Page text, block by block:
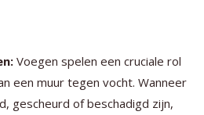
Voegen spelen een cruciale rol
een muur tegen vocht. Wanneer
gescheurd of beschadigd zijn,